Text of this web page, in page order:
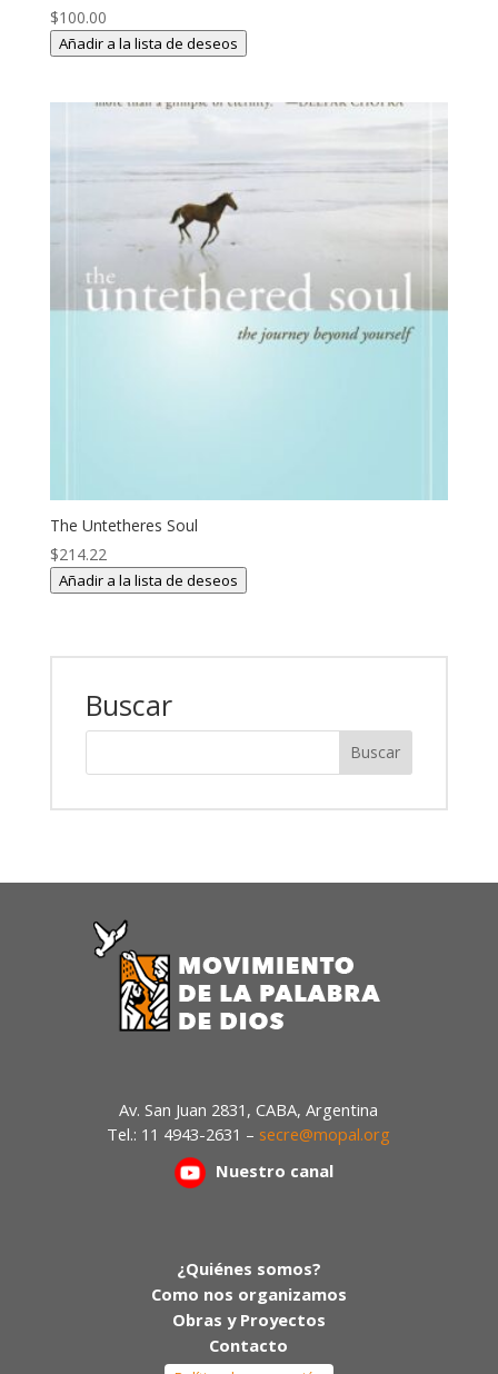
$100.00
Añadir a la lista de deseos
The Untetheres Soul
$214.22
Añadir a la lista de deseos
Buscar
Av. San Juan 2831, CABA, Argentina
Tel.: 11 4943-2631 – secre@mopal.org
Nuestro canal
¿Quiénes somos?
Como nos organizamos
Obras y Proyectos
Contacto